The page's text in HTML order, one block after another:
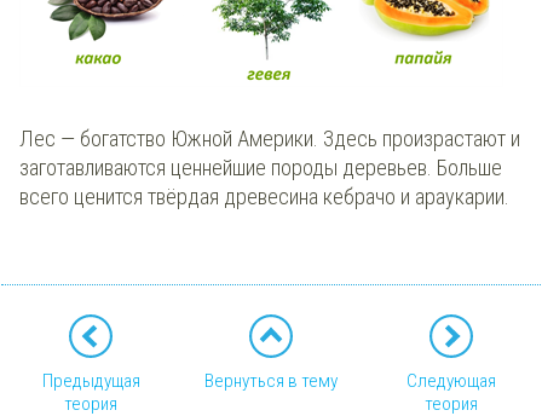
Лес — богатство Южной Америки. Здесь произрастают и
заготавливаются ценнейшие породы деревьев. Больше
всего ценится твёрдая древесина кебрачо и араукарии.
Предыдущая
теория
Вернуться в тему
Следующая
теория